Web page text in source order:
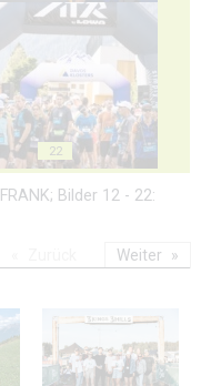
22
Bilder 12 - 22:
Weiter